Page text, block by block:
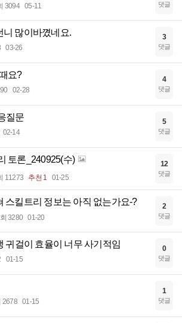
3094 05-11 댓글
니 많이바꼈네요.
03-26
3
댓글
요?
02-28
4
댓글
질문
02-14
5
댓글
토론_240925(수)
11273 추천 1 01-25
12
댓글
스킬트리 정보는 아직 없는가요-?
3280 01-20
2
댓글
귀걸이 효율이 너무 사기적임
01-15
0
댓글
2678 01-15
1
댓글